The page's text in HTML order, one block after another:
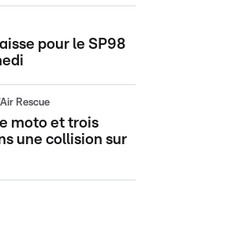
pour le SP98
Rescue
moto et trois
une collision sur